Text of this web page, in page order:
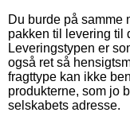
Du burde på samme
pakken til levering til
Leveringstypen er
også ret så
fragttype kan ikke
produkterne, som jo
selskabets adresse.